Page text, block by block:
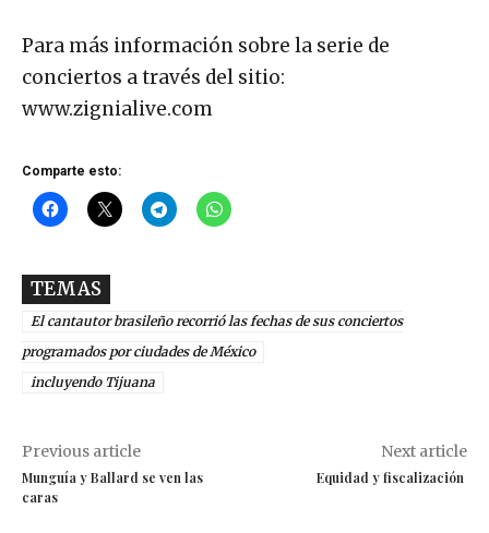
Para más información sobre la serie de
conciertos a través del sitio:
www.zignialive.com
Comparte esto:
TEMAS
El cantautor brasileño recorrió las fechas de sus conciertos
programados por ciudades de México
incluyendo Tijuana
Previous article
Munguía y Ballard se ven las
caras
Next article
Equidad y fiscalización